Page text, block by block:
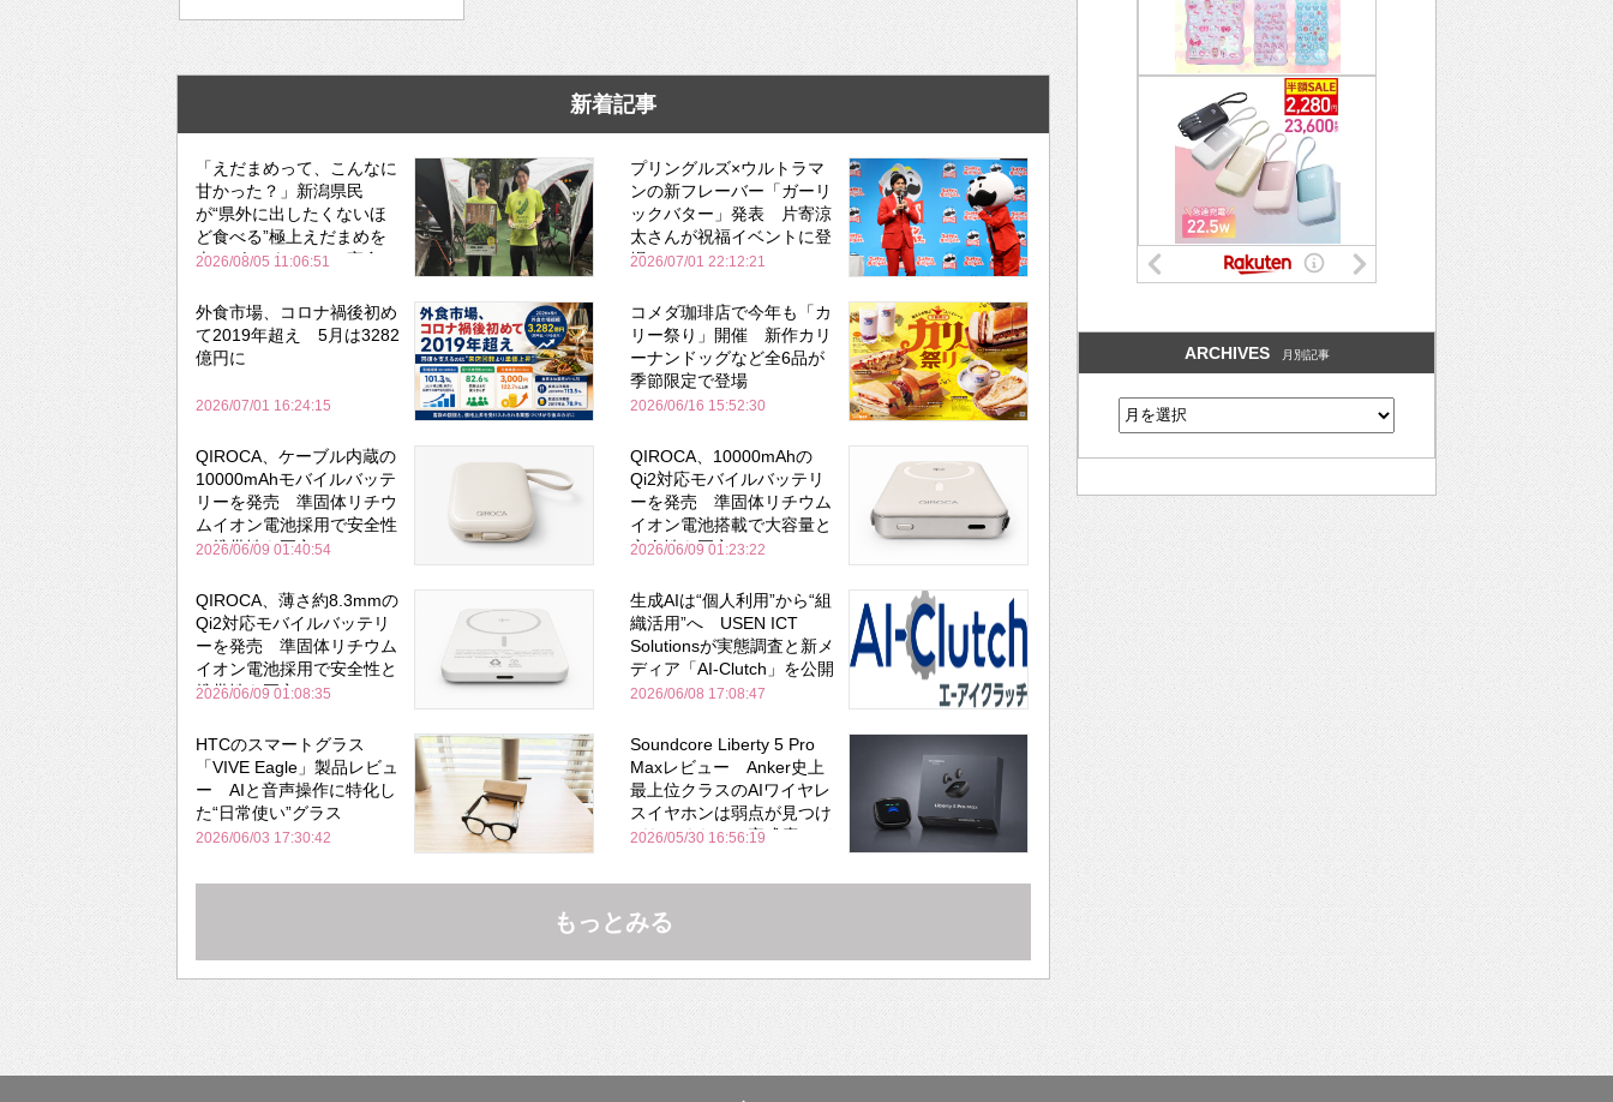
新着記事
「えだまめって、こんなに
甘かった？」新潟県民
が“県外に出したくないほ
ど食べる”極上えだまめを
森のビアガーデンで実食
2026/08/05 11:06:51
プリングルズ×ウルトラマ
ンの新フレーバー「ガーリ
ックバター」発表 片寄涼
太さんが祝福イベントに登
場
2026/07/01 22:12:21
外食市場、コロナ禍後初め
て2019年超え 5月は3282
億円に
2026/07/01 16:24:15
コメダ珈琲店で今年も「カ
リー祭り」開催 新作カリ
ーナンドッグなど全6品が
季節限定で登場
2026/06/16 15:52:30
QIROCA、ケーブル内蔵の
10000mAhモバイルバッテ
リーを発売 準固体リチウ
ムイオン電池採用で安全性
と携帯性を両立
2026/06/09 01:40:54
QIROCA、10000mAhの
Qi2対応モバイルバッテリ
ーを発売 準固体リチウム
イオン電池搭載で大容量と
安全性を両立
2026/06/09 01:23:22
QIROCA、薄さ約8.3mmの
Qi2対応モバイルバッテリ
ーを発売 準固体リチウム
イオン電池採用で安全性と
携帯性を両立
2026/06/09 01:08:35
生成AIは“個人利用”から“組
織活用”へ USEN ICT
Solutionsが実態調査と新メ
ディア「AI-Clutch」を公開
2026/06/08 17:08:47
HTCのスマートグラス
「VIVE Eagle」製品レビュ
ー AIと音声操作に特化し
た“日常使い”グラス
2026/06/03 17:30:42
Soundcore Liberty 5 Pro
Maxレビュー Anker史上
最上位クラスのAIワイヤレ
スイヤホンは弱点が見つけ
づらいくらいの完成度にび
Bose並み
2026/05/30 16:56:19
もっとみる
ARCHIVES 月別記事